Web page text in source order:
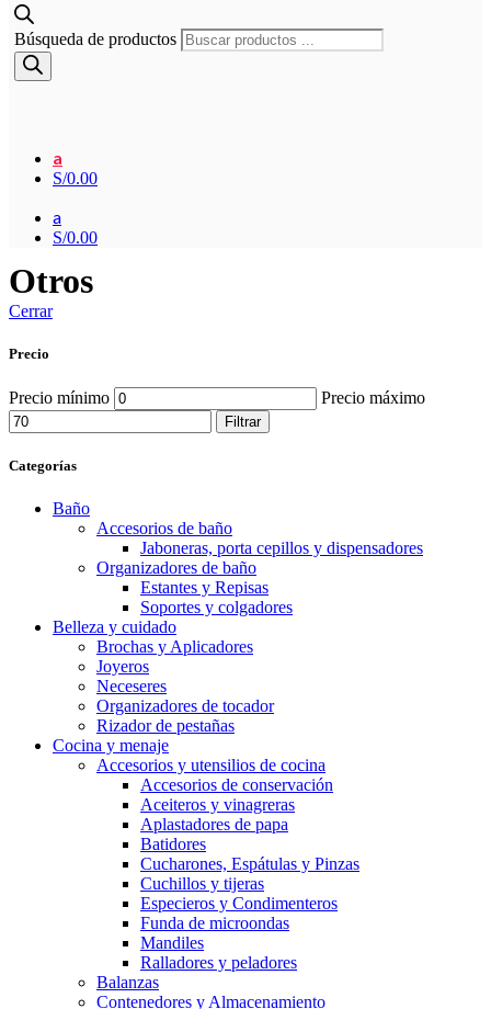
Búsqueda de productos
a
S/0.00
a
S/0.00
Otros
Cerrar
Precio
Precio mínimo Precio máximo
Filtrar
Categorías
Baño
Accesorios de baño
Jaboneras, porta cepillos y dispensadores
Organizadores de baño
Estantes y Repisas
Soportes y colgadores
Belleza y cuidado
Brochas y Aplicadores
Joyeros
Neceseres
Organizadores de tocador
Rizador de pestañas
Cocina y menaje
Accesorios y utensilios de cocina
Accesorios de conservación
Aceiteros y vinagreras
Aplastadores de papa
Batidores
Cucharones, Espátulas y Pinzas
Cuchillos y tijeras
Especieros y Condimenteros
Funda de microondas
Mandiles
Ralladores y peladores
Balanzas
Contenedores y Almacenamiento